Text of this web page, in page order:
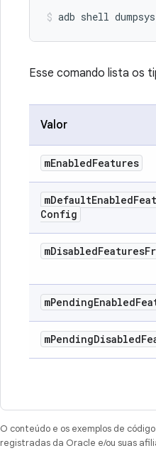
Esse comando lista os
Valor
mEnabledFeatures
mDefaultEnabled
Config
mDisabledFeatures
mPendingEnabled
mPendingDisabled
O conteúdo e os exemplos de
registradas da Oracle e/ou suas